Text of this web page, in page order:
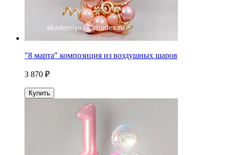
"8 марта" композиция из воздушных шаров
3 870 ₽
Купить